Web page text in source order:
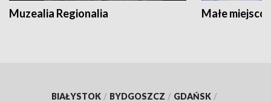
Muzealia Regionalia Małe
BIAŁYSTOK / BYDGOSZCZ / GDAŃSK /